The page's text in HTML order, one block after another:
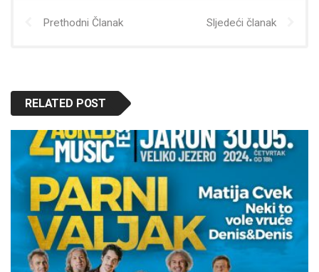
Prethodni Članak Sljedeći članak
RELATED POST